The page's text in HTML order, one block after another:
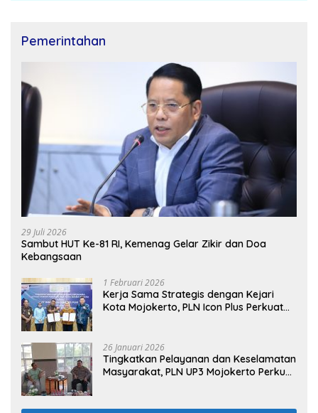
Pemerintahan
29 Juli 2026
Sambut HUT Ke-81 RI, Kemenag Gelar Zikir dan Doa
Kebangsaan
1 Februari 2026
Kerja Sama Strategis dengan Kejari
Kota Mojokerto, PLN Icon Plus Perkuat
26 Januari 2026
Tingkatkan Pelayanan dan Keselamatan
Masyarakat, PLN UP3 Mojokerto Perkuat